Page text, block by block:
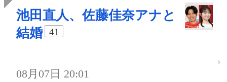
池田直人、佐藤佳奈アナと
結婚
41
08月07日 20:01